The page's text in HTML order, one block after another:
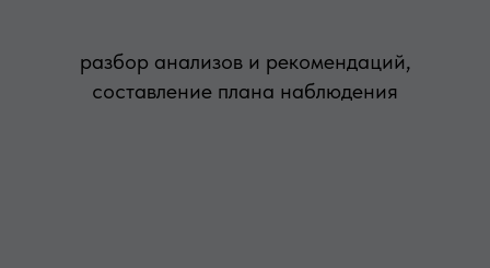
разбор анализов и рекомендаций,
составление плана наблюдения